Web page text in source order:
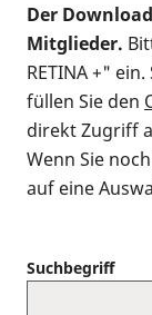
Der
Mitglieder.
RETINA +"
füllen Sie den
direkt Zugriff
Wenn Sie
auf eine
Suchbegriff